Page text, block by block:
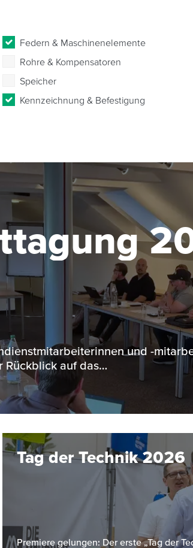
Federn & Maschinenelemente
Rohre & Kompensatoren
Speicher
Kennzeichnung & Befestigung
und -
Rückblick auf das…
Tag der Technik 2026
Premiere gelungen: Der erste „Tag der